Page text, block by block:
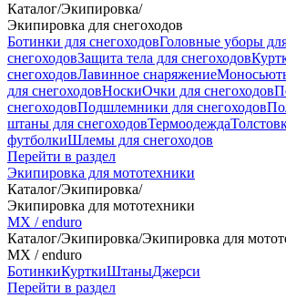
Каталог/Экипировка/
Экипировка для снегоходов
Ботинки для снегоходовГоловные уборы
снегоходовЗащита тела для снегоходов
снегоходовЛавинное снаряжение
для снегоходовНоскиОчки для снегоходов
снегоходовПодшлемники для снегоходов
штаны для снегоходовТермоодежда
футболкиШлемы для снегоходов
Перейти в раздел
Экипировка для мототехники
Каталог/Экипировка/
Экипировка для мототехники
MX / enduro
Каталог/Экипировка/Экипировка для
MX / enduro
БотинкиКурткиШтаныДжерси
Перейти в раздел